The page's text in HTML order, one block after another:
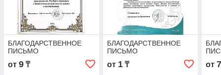
БЛАГОДАРСТВЕННОЕ
ПИСЬМО
от 9 ₸
БЛАГОДАРСТВЕННОЕ
ПИСЬМО
от 1₸ от